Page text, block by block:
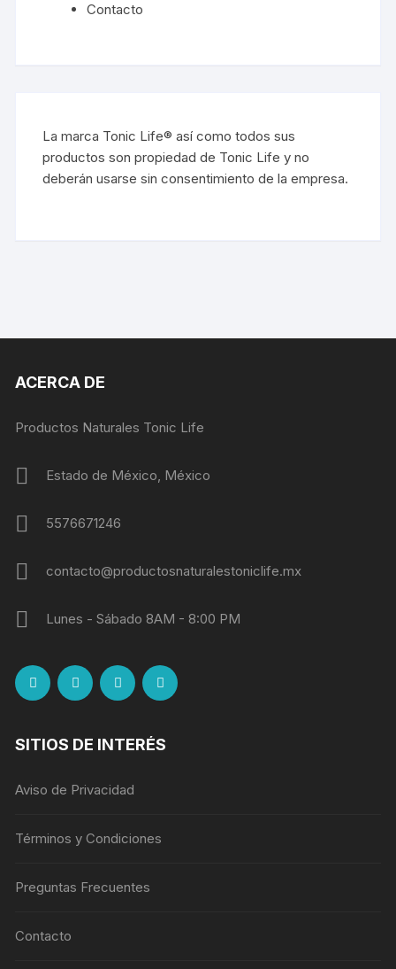
Contacto
La marca Tonic Life® así como todos sus
productos son propiedad de Tonic Life y no
deberán usarse sin consentimiento de la empresa.
ACERCA DE
Productos Naturales Tonic Life
Estado de México, México
5576671246
contacto@productosnaturalestoniclife.mx
Lunes - Sábado 8AM - 8:00 PM
SITIOS DE INTERÉS
Aviso de Privacidad
Términos y Condiciones
Preguntas Frecuentes
Contacto